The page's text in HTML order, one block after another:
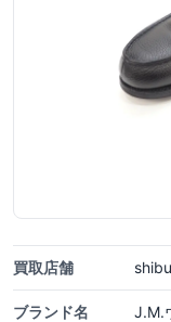
買取店舗
ブランド名 J.M.